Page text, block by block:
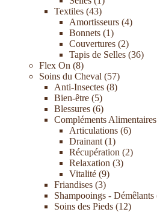
Textiles 43
Amortisseurs 4
Bonnets 1
Couvertures 2
Tapis de Selles 36
Flex On 8
Soins du Cheval
57
Anti-Insectes 8
Bien-être 5
Blessures 6
Compléments Alimentaires
Articulations 6
Drainant 1
Récupération
2
Relaxation 3
Vitalité 9
Friandises 3
Shampooings - Démêlants
Soins des Pieds 12